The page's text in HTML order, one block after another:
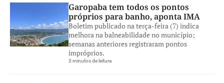
Garopaba tem todos os pontos
próprios para banho, aponta IMA
Boletim publicado na terça-feira (7) indica
melhora na balneabilidade no município;
semanas anteriores registraram pontos
impróprios.
3 minutos de leitura